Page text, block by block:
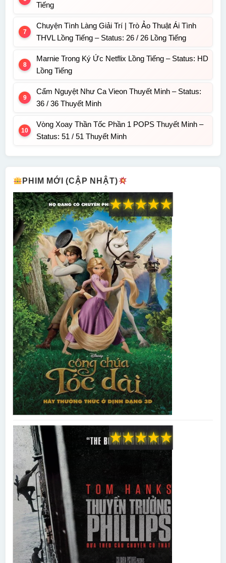
Tiếng
Chuyện Tình Làng Giải Trí | Trò Ảo Thuật Ái Tình
THVL Lồng Tiếng – Status: 26 / 26 Lồng Tiếng
Marnie Trong Ký Ức Netflix Lồng Tiếng – Status: HD
Lồng Tiếng
Cẩm Nguyệt Như Ca Vieon Thuyết Minh – Status:
36 / 36 Thuyết Minh
Vòng Xoay Thần Tốc Phần 1 POPS Thuyết Minh –
Status: 51 / 51 Thuyết Minh
PHIM MỚI (CẬP NHẬT)
★
★
★
★
★
★
★
★
★
★